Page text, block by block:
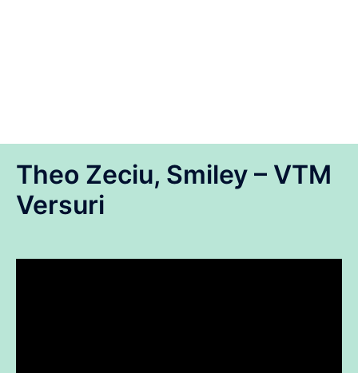
Theo Zeciu, Smiley – VTM
Versuri